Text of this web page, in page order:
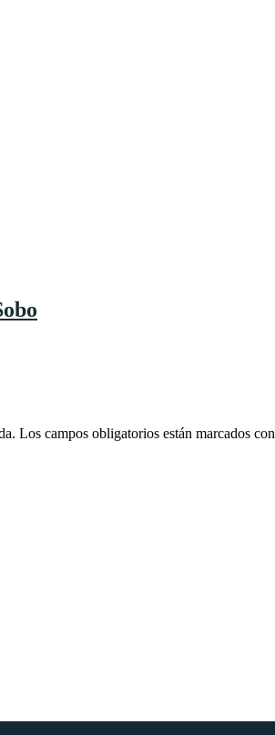
Los campos obligatorios están marcados con